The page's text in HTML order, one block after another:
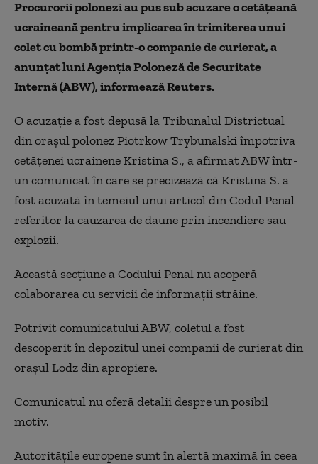
Procurorii polonezi au pus sub acuzare o cetăţeană
ucraineană pentru implicarea în trimiterea unui
colet cu bombă printr-o companie de curierat, a
anunţat luni Agenţia Poloneză de Securitate
Internă (ABW), informează Reuters.
O acuzaţie a fost depusă la Tribunalul Districtual
din oraşul polonez Piotrkow Trybunalski împotriva
cetăţenei ucrainene Kristina S., a afirmat ABW într-
un comunicat în care se precizează că Kristina S. a
fost acuzată în temeiul unui articol din Codul Penal
referitor la cauzarea de daune prin incendiere sau
explozii.
Această secţiune a Codului Penal nu acoperă
colaborarea cu servicii de informaţii străine.
Potrivit comunicatului ABW, coletul a fost
descoperit în depozitul unei companii de curierat din
oraşul Lodz din apropiere.
Comunicatul nu oferă detalii despre un posibil
motiv.
Autorităţile europene sunt în alertă maximă în ceea